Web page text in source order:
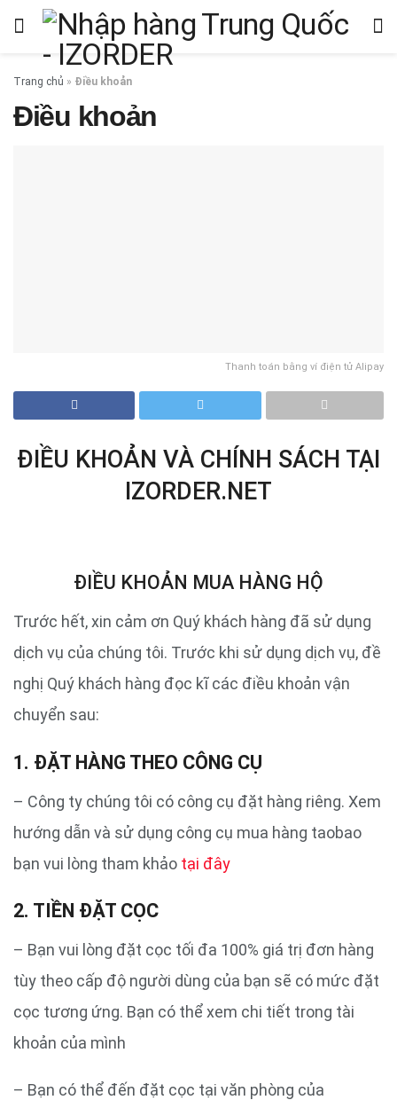
Trang chủ » Điều khoản
Điều khoản
Thanh toán bằng ví điện tử Alipay
ĐIỀU KHOẢN VÀ CHÍNH SÁCH TẠI
IZORDER.NET
ĐIỀU KHOẢN MUA HÀNG HỘ
Trước hết, xin cảm ơn Quý khách hàng đã sử dụng
dịch vụ của chúng tôi. Trước khi sử dụng dịch vụ, đề
nghị Quý khách hàng đọc kĩ các điều khoản vận
chuyển sau:
1. ĐẶT HÀNG THEO CÔNG CỤ
– Công ty chúng tôi có công cụ đặt hàng riêng. Xem
hướng dẫn và sử dụng công cụ mua hàng taobao
bạn vui lòng tham khảo tại đây
2. TIỀN ĐẶT CỌC
– Bạn vui lòng đặt cọc tối đa 100% giá trị đơn hàng
tùy theo cấp độ người dùng của bạn sẽ có mức đặt
cọc tương ứng. Bạn có thể xem chi tiết trong tài
khoản của mình
– Bạn có thể đến đặt cọc tại văn phòng của